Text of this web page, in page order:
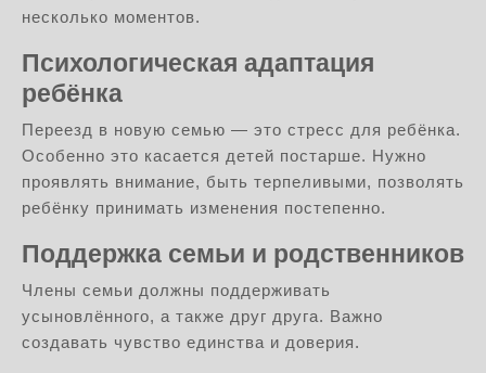
несколько моментов.
Психологическая адаптация
ребёнка
Переезд в новую семью — это стресс для ребёнка.
Особенно это касается детей постарше. Нужно
проявлять внимание, быть терпеливыми, позволять
ребёнку принимать изменения постепенно.
Поддержка семьи и родственников
Члены семьи должны поддерживать
усыновлённого, а также друг друга. Важно
создавать чувство единства и доверия.